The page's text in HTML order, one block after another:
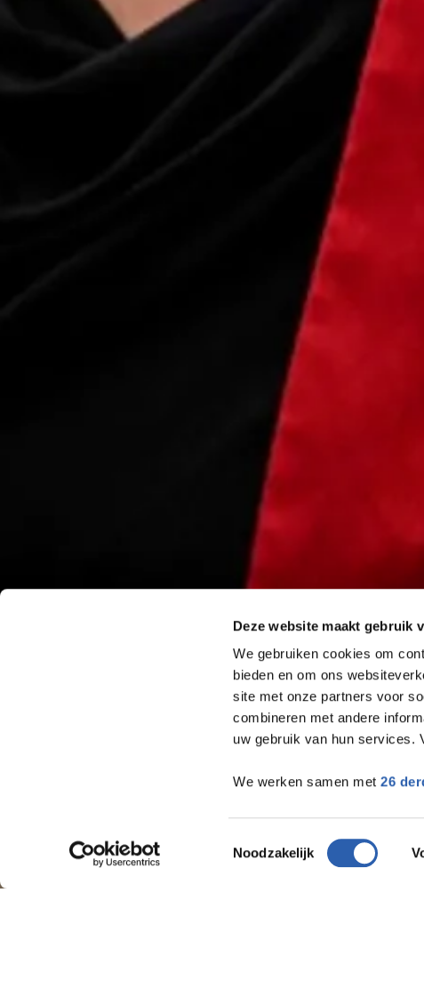
Deze website maakt gebruik
We gebruiken cookies om
bieden en om ons
site met onze partners voor
combineren met andere
uw gebruik van hun services.
We werken samen met26
Toestemmingsselectie
Noodzakelijk